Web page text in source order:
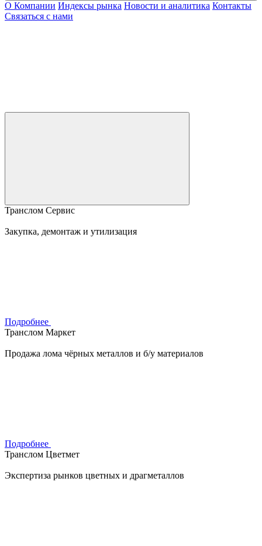
О Компании Индексы рынка Новости и аналитика Контакты
Связаться с нами
Транслом Сервис
Закупка, демонтаж и утилизация
Подробнее
Транслом Маркет
Продажа лома чёрных металлов и б/у материалов
Подробнее
Транслом Цветмет
Экспертиза рынков цветных и драгметаллов